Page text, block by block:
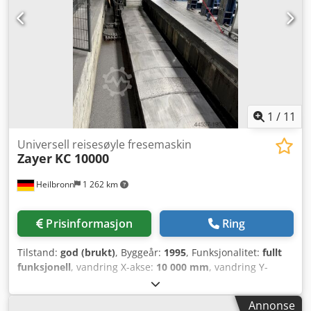
Akser: automatisk X1, X2, Y1, Y2, Z1, Z2, R Verktøy:
Medfølger Vekt: 7 tonn Annet: Nylig byttet ut skjerm,
tilkoblet tastatur for enklere betjening. Ta gjerne kontakt
dersom du har flere spørsmål.
1 / 11
Heilbronn 1 262 km
Universell reisesøyle fresemaskin
Zayer KC 10000
Prisinformasjon Ring
Tilstand: god (brukt), Byggeår: 1995, Funksjonalitet: fullt
funksjonell, vandring X-akse: 10 000 mm, vandring Y-
, bevegelsesavstand Z-akse:
CNC-styring Heidenhain TNC 415B Credewrzkzopfx Aktjf -
Annonse